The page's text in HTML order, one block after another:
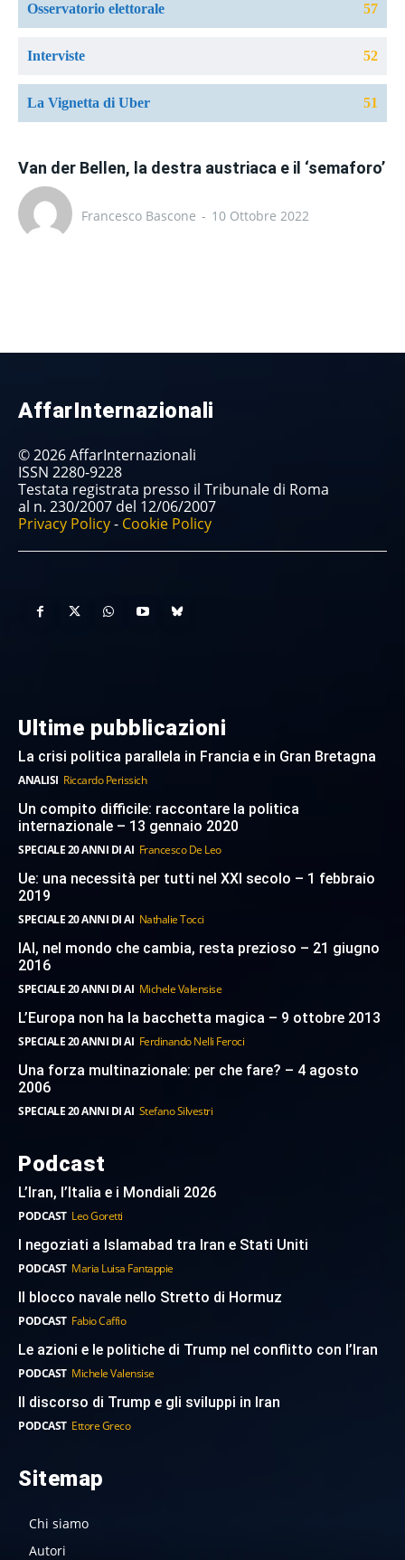
Osservatorio elettorale 57
Interviste 52
La Vignetta di Uber 51
Van der Bellen, la destra austriaca e il ‘semaforo’
Francesco Bascone - 10 Ottobre 2022
AffarInternazionali
© 2026 AffarInternazionali
ISSN 2280-9228
Testata registrata presso il Tribunale di Roma
al n. 230/2007 del 12/06/2007
Privacy Policy- Cookie Policy
Ultime pubblicazioni
La crisi politica parallela in Francia e in Gran Bretagna
ANALISI Riccardo Perissich
Un compito difficile: raccontare la politica
internazionale – 13 gennaio 2020
SPECIALE 20 ANNI DI AI Francesco De Leo
Ue: una necessità per tutti nel XXI secolo – 1 febbraio
2019
SPECIALE 20 ANNI DI AI Nathalie Tocci
IAI, nel mondo che cambia, resta prezioso – 21 giugno
2016
SPECIALE 20 ANNI DI AI Michele Valensise
L’Europa non ha la bacchetta magica – 9 ottobre 2013
SPECIALE 20 ANNI DI AI Ferdinando Nelli Feroci
Una forza multinazionale: per che fare? – 4 agosto
2006
SPECIALE 20 ANNI DI AI Stefano Silvestri
Podcast
L’Iran, l’Italia e i Mondiali 2026
PODCAST Leo Goretti
I negoziati a Islamabad tra Iran e Stati Uniti
PODCAST Maria Luisa Fantappie
Il blocco navale nello Stretto di Hormuz
PODCAST Fabio Caffio
Le azioni e le politiche di Trump nel conflitto con l’Iran
PODCAST Michele Valensise
Il discorso di Trump e gli sviluppi in Iran
PODCAST Ettore Greco
Sitemap
Chi siamo
Autori